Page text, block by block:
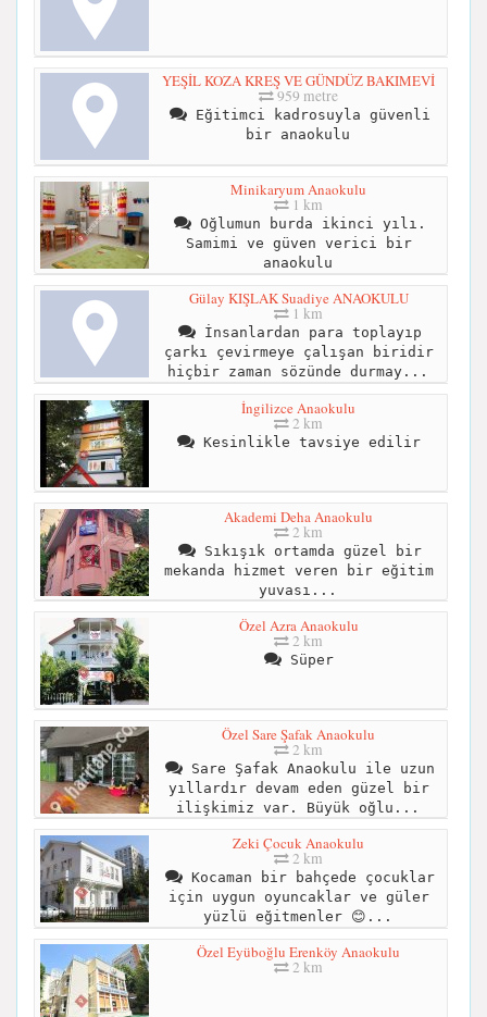
YEŞİL KOZA KREŞ VE GÜNDÜZ BAKIMEVİ
959 metre
Eğitimci kadrosuyla güvenli
bir anaokulu
Minikaryum Anaokulu
1 km
Oğlumun burda ikinci yılı.
Samimi ve güven verici bir
anaokulu
Gülay KIŞLAK Suadiye ANAOKULU
1 km
İnsanlardan para toplayıp
çarkı çevirmeye çalışan biridir
hiçbir zaman sözünde durmay...
İngilizce Anaokulu
2 km
Kesinlikle tavsiye edilir
Akademi Deha Anaokulu
2 km
Sıkışık ortamda güzel bir
mekanda hizmet veren bir eğitim
yuvası...
Özel Azra Anaokulu
2 km
Süper
Özel Sare Şafak Anaokulu
2 km
Sare Şafak Anaokulu ile uzun
yıllardır devam eden güzel bir
ilişkimiz var. Büyük oğlu...
Zeki Çocuk Anaokulu
2 km
Kocaman bir bahçede çocuklar
için uygun oyuncaklar ve güler
yüzlü eğitmenler 😊...
Özel Eyüboğlu Erenköy Anaokulu
2 km